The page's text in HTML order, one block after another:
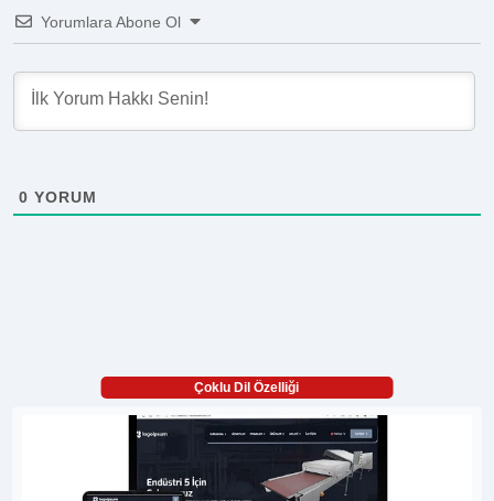
Yorumlara Abone Ol
0 YORUM
Çoklu Dil Özelliği